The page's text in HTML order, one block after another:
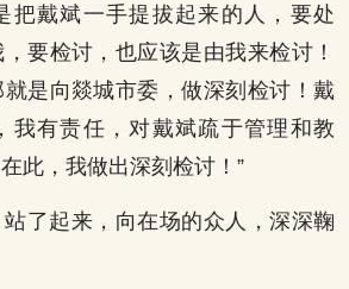
把戴斌一手提拔起来的人，要处
要检讨，也应该是由我来检讨！
是向燚城市委，做深刻检讨！戴
我有责任，对戴斌疏于管理和教
此，我做出深刻检讨！”
了起来，向在场的众人，深深鞠